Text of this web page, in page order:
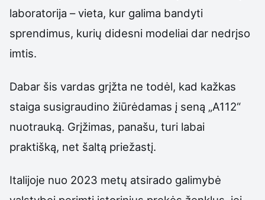
laboratorija – vieta, kur galima bandyti
sprendimus, kurių didesni modeliai dar nedrįso
imtis.
Dabar šis vardas grįžta ne todėl, kad kažkas
staiga susigraudino žiūrėdamas į seną „A112“
nuotrauką. Grįžimas, panašu, turi labai
praktišką, net šaltą priežastį.
Italijoje nuo 2023 metų atsirado galimybė